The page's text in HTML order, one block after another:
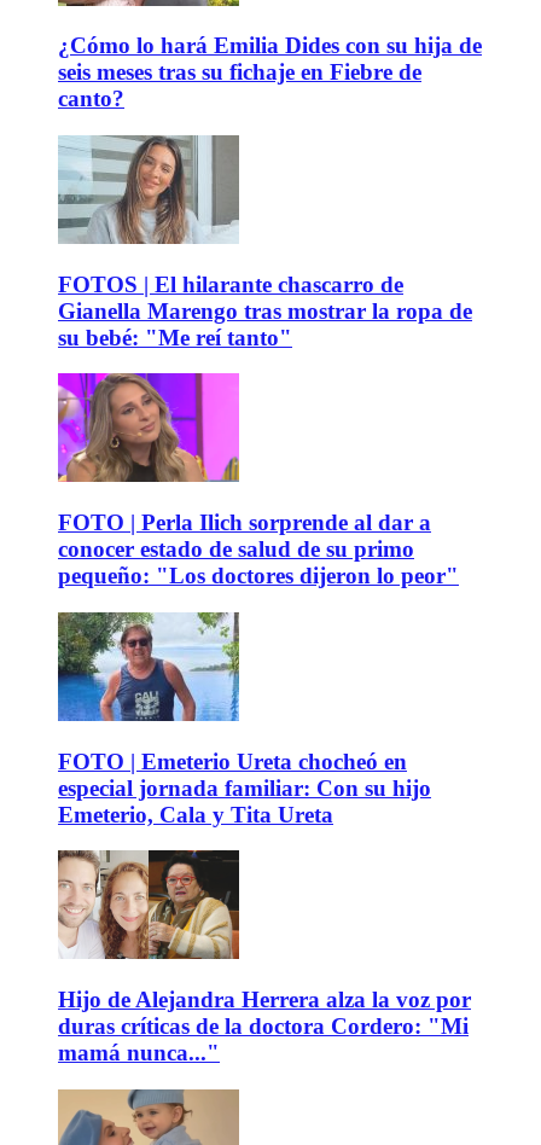
¿Cómo lo hará Emilia Dides con su hija de
seis meses tras su fichaje en Fiebre de
canto?
FOTOS | El hilarante chascarro de
Gianella Marengo tras mostrar la ropa de
su bebé: "Me reí tanto"
FOTO | Perla Ilich sorprende al dar a
conocer estado de salud de su primo
pequeño: "Los doctores dijeron lo peor"
FOTO | Emeterio Ureta chocheó en
especial jornada familiar: Con su hijo
Emeterio, Cala y Tita Ureta
Hijo de Alejandra Herrera alza la voz por
duras críticas de la doctora Cordero: "Mi
mamá nunca..."